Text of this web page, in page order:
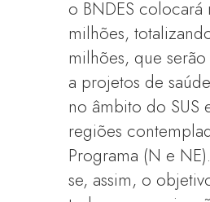
o BNDES colocará
milhões,
milhões, que
a projetos de
no âmbito do SUS
regiões
Programa (N e
se, assim, o